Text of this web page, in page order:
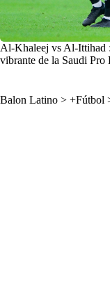
Al-Khaleej vs Al-Ittihad
vibrante de la Saudi Pro
Balon Latino > +Fútbol